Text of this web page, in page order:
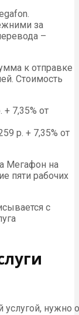
за
–
к отправке
Стоимость
7,35% от
р. + 7,35% от
Мегафон на
пяти рабочих
с
услугой, нужно